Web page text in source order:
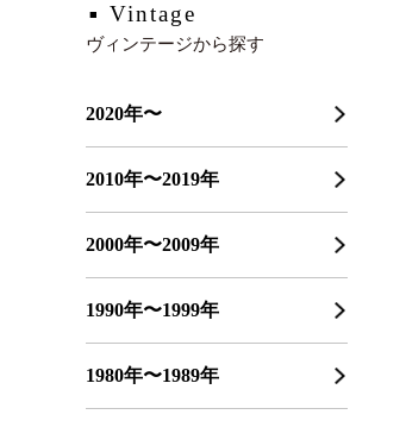
Vintage
ヴィンテージから探す
2020年〜
2010年〜2019年
2000年〜2009年
1990年〜1999年
1980年〜1989年